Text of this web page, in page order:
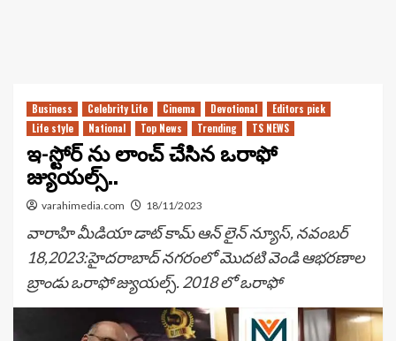
Business Celebrity Life Cinema Devotional
Editors pick
Life style
National Top News Trending TS NEWS
ఇ-స్టోర్ ను లాంచ్ చేసిన ఒరాఫో
జ్యుయల్స్..
varahimedia.com 18/11/2023
వారాహి మీడియా డాట్ కామ్ ఆన్ లైన్ న్యూస్, నవంబర్
18,2023:హైదరాబాద్ నగరంలో మొదటి వెండి ఆభరణాల
బ్రాండు ఒరాఫో జ్యుయల్స్. 2018 లో ఒరాఫో